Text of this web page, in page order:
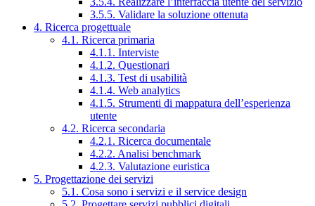
3.5.5. Validare la soluzione ottenuta
4. Ricerca progettuale
4.1. Ricerca primaria
4.1.1. Interviste
4.1.2. Questionari
4.1.3. Test di usabilità
4.1.4. Web analytics
4.1.5. Strumenti di mappatura dell’esperienza
utente
4.2. Ricerca secondaria
4.2.1. Ricerca documentale
4.2.2. Analisi benchmark
4.2.3. Valutazione euristica
5. Progettazione dei servizi
5.1. Cosa sono i servizi e il service design